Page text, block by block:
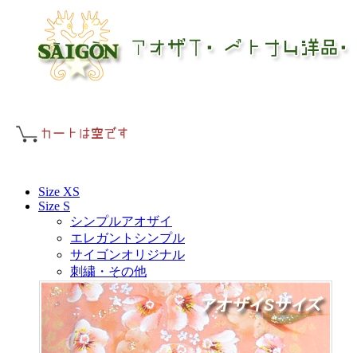
Size XS
Size S
シンプルアオザイ
エレガントシンプル
サイゴンオリジナル
刺繍・その他